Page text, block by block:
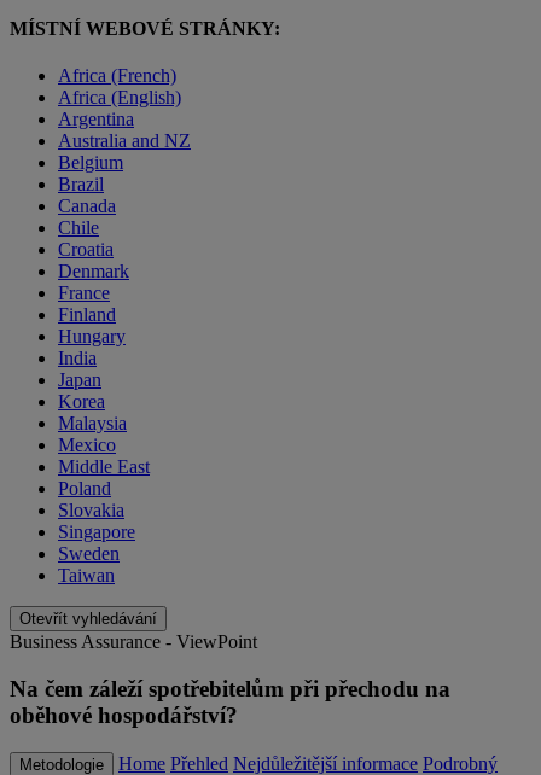
MÍSTNÍ WEBOVÉ STRÁNKY:
Africa (French)
Africa (English)
Argentina
Australia and NZ
Belgium
Brazil
Canada
Chile
Croatia
Denmark
France
Finland
Hungary
India
Japan
Korea
Malaysia
Mexico
Middle East
Poland
Slovakia
Singapore
Sweden
Taiwan
Otevřít vyhledávání
Business Assurance - ViewPoint
Na čem záleží spotřebitelům při přechodu na
oběhové hospodářství?
Metodologie Home Přehled Nejdůležitější informace Podrobný